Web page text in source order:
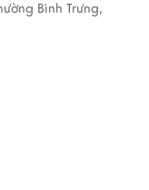
Bình Trưng,